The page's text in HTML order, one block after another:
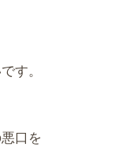
す。
口を